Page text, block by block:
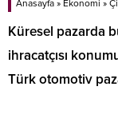
Anasayfa » Ekonomi »
Küresel pazarda
ihracatçısı
Türk otomotiv